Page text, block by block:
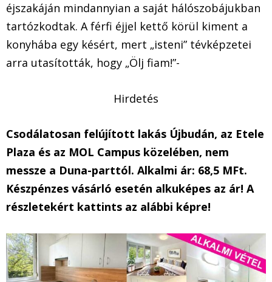
éjszakáján mindannyian a saját hálószobájukban
tartózkodtak. A férfi éjjel kettő körül kiment a
konyhába egy késért, mert „isteni” tévképzetei
arra utasították, hogy „Ölj fiam!”-
Hirdetés
Csodálatosan felújított lakás Újbudán, az Etele
Plaza és az MOL Campus közelében, nem
messze a Duna-parttól. Alkalmi ár: 68,5 MFt.
Készpénzes vásárló esetén alkuképes az ár! A
részletekért kattints az alábbi képre!